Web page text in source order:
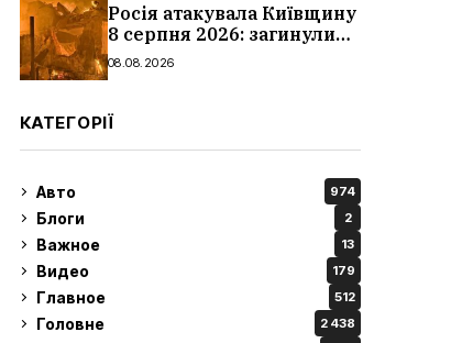
Росія атакувала Київщину
8 серпня 2026: загинули
троє людей, серед них
08.08.2026
КАТЕГОРІЇ
Авто 974
Блоги 2
Важное 13
Видео 179
Главное 512
Головне 2 438